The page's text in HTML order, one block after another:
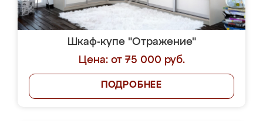
Шкаф-купе "Отражение"
Цена: от 75 000 руб.
ПОДРОБНЕЕ